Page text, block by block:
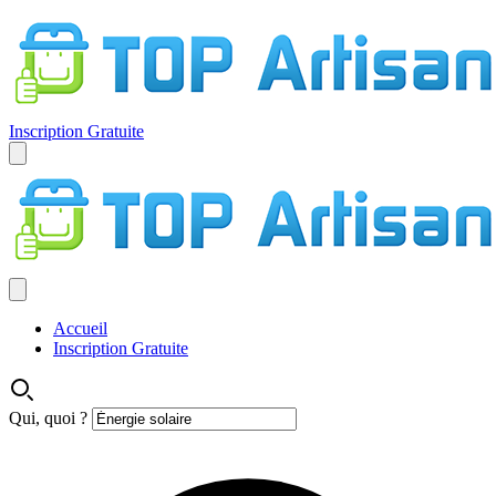
Inscription Gratuite
Accueil
Inscription Gratuite
Qui, quoi ?